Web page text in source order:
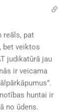
reāls, pat
bet veiktos
judikatūrā jau
ir veicama
huntai ir
no ūdens.